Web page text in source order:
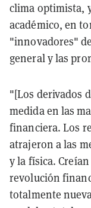
clima optimista,
académico, en
"innovadores"
general y las
"[Los derivados
medida en las
financiera. Los
atrajeron a las
y la física.
revolución
totalmente